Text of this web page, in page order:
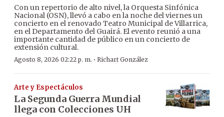
Con un repertorio de alto nivel, la Orquesta Sinfónica
Nacional (OSN), llevó a cabo en la noche del viernes un
concierto en el renovado Teatro Municipal de Villarrica,
en el Departamento del Guairá. El evento reunió a una
importante cantidad de público en un concierto de
extensión cultural.
Agosto 8, 2026 02:22 p. m. · Richart González
Arte y Espectáculos
La Segunda Guerra Mundial
llega con Colecciones UH